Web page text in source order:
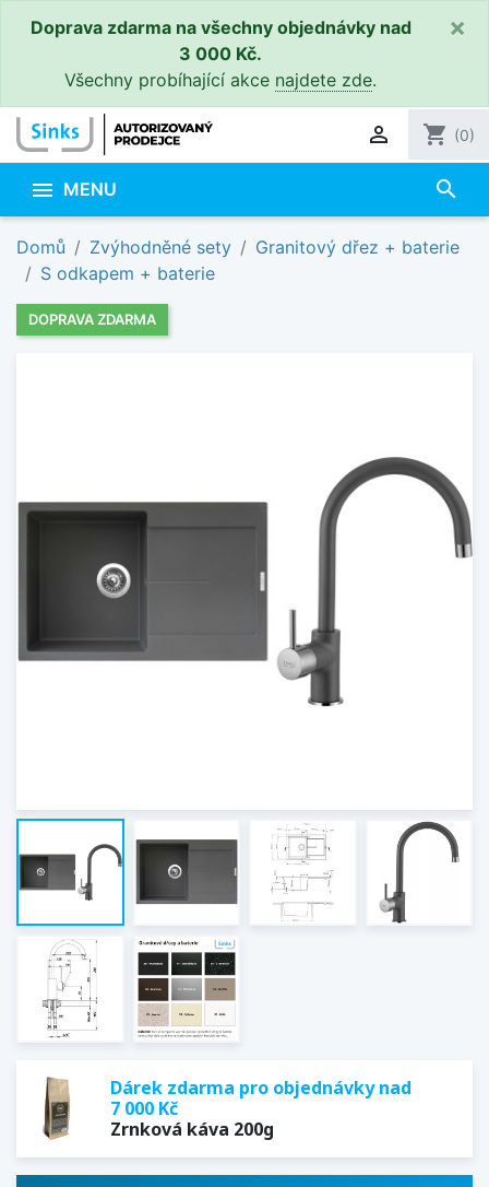
Doprava zdarma na všechny objednávky nad
3 000 Kč.
Všechny probíhající akce najdete zde.
×
 shopping_cart (0)
 MENU search
Domů Zvýhodněné sety
Granitový dřez + baterie
S odkapem + baterie
DOPRAVA ZDARMA
Dárek zdarma pro objednávky nad
7 000 Kč
Zrnková káva 200g